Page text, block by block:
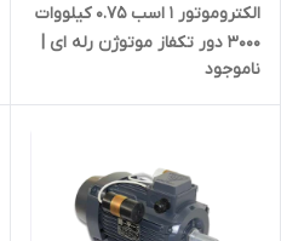
الکتروموتور 1 اسب 0.75 کیلووات
۳۰۰۰ دور تکفاز موتوژن رله ای |
دینام یک اسب تک خازن تبریز
ایرانی
ناموجود